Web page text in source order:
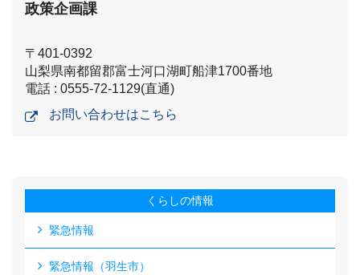
政策企画課
〒401-0392
山梨県南都留郡富士河口湖町船津1700番地
電話 : 0555-72-1129(直通)
お問い合わせはこちら
くらしの情報
緊急情報
緊急情報（羽生市）